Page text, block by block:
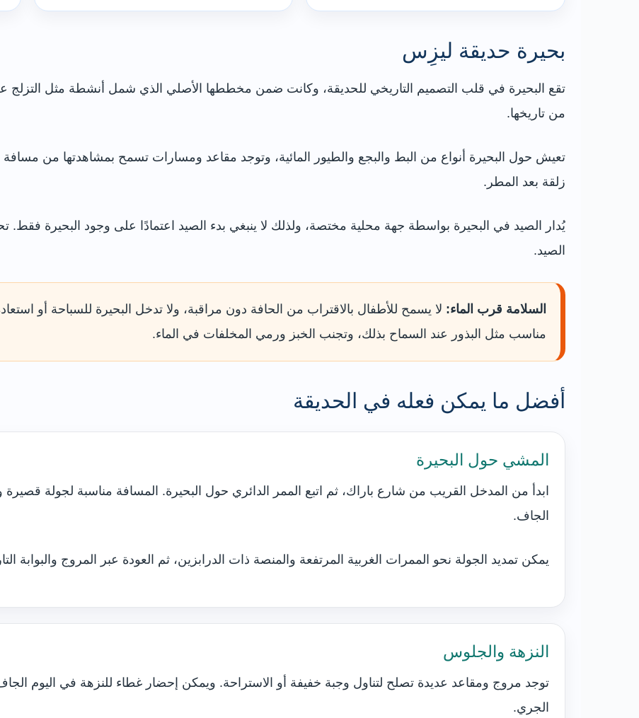
بحيرة حديقة ليزِس
تقع البحيرة في قلب التصميم التاريخي للحديقة، وكانت ضمن مخططها الأصلي الذي شمل أنشطة مثل
من تاريخها.
تعيش حول البحيرة أنواع من البط والبجع والطيور المائية، وتوجد مقاعد ومسارات تسمح بمشاهدتها من
زلقة بعد المطر.
يُدار الصيد في البحيرة بواسطة جهة محلية مختصة، ولذلك لا ينبغي بدء الصيد اعتمادًا على وجود البحيرة
الصيد.
السلامة قرب الماء: لا يسمح للأطفال بالاقتراب من الحافة دون مراقبة، ولا تدخل البحيرة للسباحة أو
مناسب مثل البذور عند السماح بذلك، وتجنب الخبز ورمي المخلفات في الماء.
أفضل ما يمكن فعله في الحديقة
المشي حول البحيرة
ابدأ من المدخل القريب من شارع باراك، ثم اتبع الممر الدائري حول البحيرة. المسافة مناسبة لجولة
الجاف.
يمكن تمديد الجولة نحو الممرات الغربية المرتفعة والمنصة ذات الدرابزين، ثم العودة عبر المروج والبوابة
النزهة والجلوس
توجد مروج ومقاعد عديدة تصلح لتناول وجبة خفيفة أو الاستراحة. ويمكن إحضار غطاء للنزهة في اليوم
الجري.